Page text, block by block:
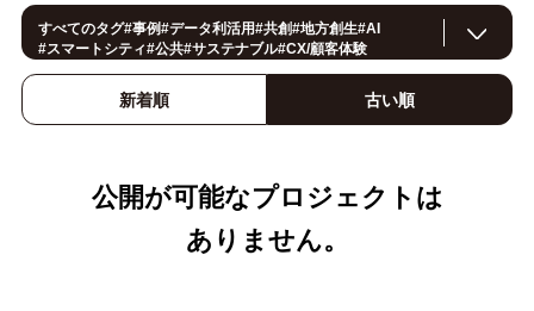
すべてのタグ#事例#データ利活用#共創#地方創生#AI
#スマートシティ#公共#サステナブル#CX/顧客体験
イノベーション#IoT
スマートファクトリー
スマートライフ
ロボティクス
#建設#メタバース#5G#セキュリティ#OPEN HUB#教育
新着順 古い順
公開が可能なプロジェクトは
ありません。